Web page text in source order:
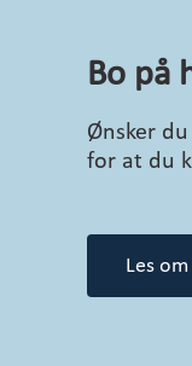
Bo på
Ønsker
for at du
Les